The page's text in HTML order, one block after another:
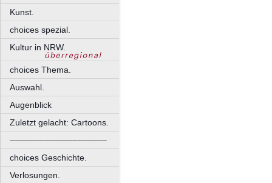
Kunst.
choices spezial.
Kultur in NRW.
choices Thema.
Auswahl.
Augenblick
Zuletzt gelacht: Cartoons.
––––––––––––––––––––
choices Geschichte.
Verlosungen.